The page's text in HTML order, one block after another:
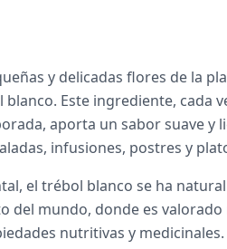
y delicadas flores de la
Este ingrediente, cada
aporta un sabor suave y
infusiones, postres y
el trébol blanco se ha
del mundo, donde es
nutritivas y medicinales.